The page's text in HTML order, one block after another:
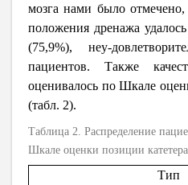
мозга нами было отмечено,
положения дренажа
(75,9%), неу-
пациентов. Также
оценивалось по Шкале
(табл. 2).
Таблица 2. Распределение
Шкале оценки позиции
Тип